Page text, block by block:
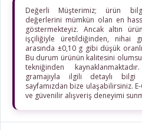
Değerli Müşterimiz; ürün
değerlerini mümkün olan en
göstermekteyiz. Ancak altın
işçiliğiyle üretildiğinden, nihai
arasında ±0,10 g gibi düşük
Bu durum ürünün kalitesini
tekniğinden
gramajıyla ilgili detaylı
sayfamızdan bize ulaşabilirsiniz.
ve güvenilir alışveriş deneyimi